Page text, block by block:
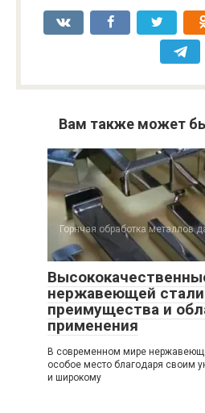
Вам также может
Горячая обработка металлов
нержавеющей
преимущества и
применения
В современном мире
особое место благодаря своим
и широкому